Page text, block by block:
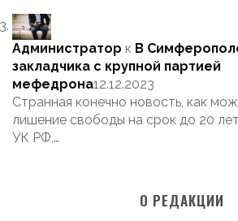
Администратор к В
закладчика с крупной партией
мефедрона12.12.2023
Странная конечно новость, как
лишение свободы на срок до 20 лет
УК РФ,…
О РЕДАКЦИИ